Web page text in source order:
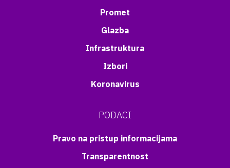
Promet
Glazba
Infrastruktura
Izbori
Koronavirus
PODACI
Pravo na pristup informacijama
Transparentnost